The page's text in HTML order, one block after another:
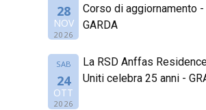
28
NOV
2026
Corso di aggiornamento -
GARDA
SAB
24
OTT
2026
La RSD Anffas
Uniti celebra 25 anni -